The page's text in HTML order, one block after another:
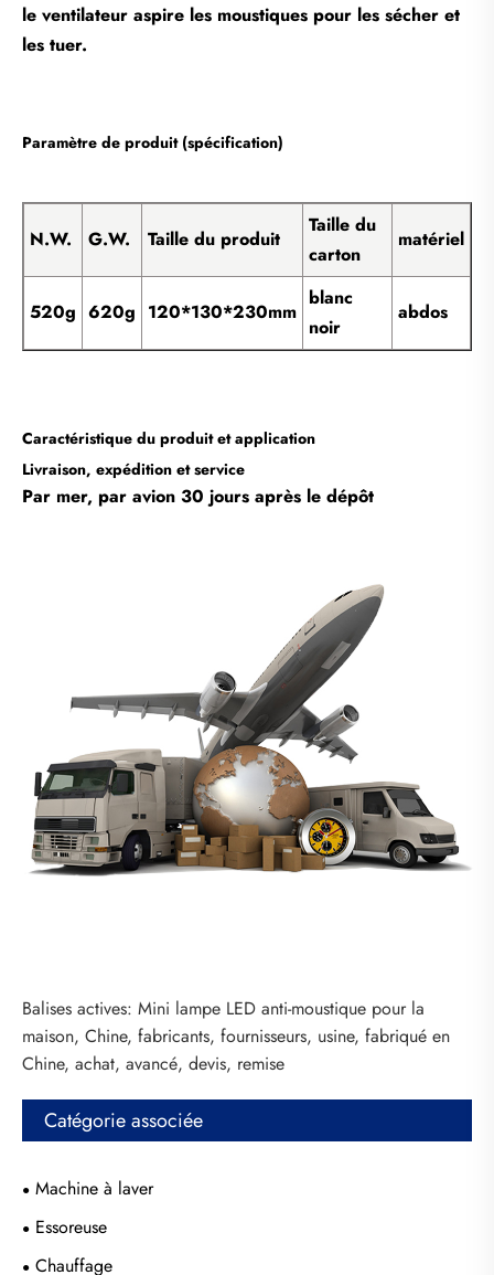
le ventilateur aspire les moustiques pour les sécher et
les tuer.
Paramètre de produit (spécification)
N.W. G.W. Taille du produit
Taille du
carton
matériel
520g 620g 120*130*230mm
blanc
noir
abdos
Caractéristique du produit et application
Livraison, expédition et service
Par mer, par avion 30 jours après le dépôt
Balises actives: Mini lampe LED anti-moustique pour la
maison, Chine, fabricants, fournisseurs, usine, fabriqué en
Chine, achat, avancé, devis, remise
Catégorie associée
Machine à laver
Essoreuse
Chauffage